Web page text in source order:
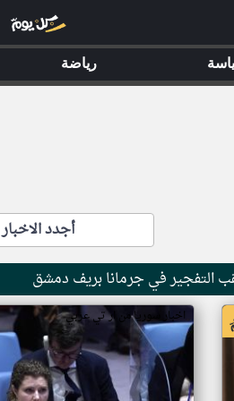
أجدد الاخبار
التفجير في جرمانا بريف دمشق
اخبار سوريا من ار تي عربي
رياضة